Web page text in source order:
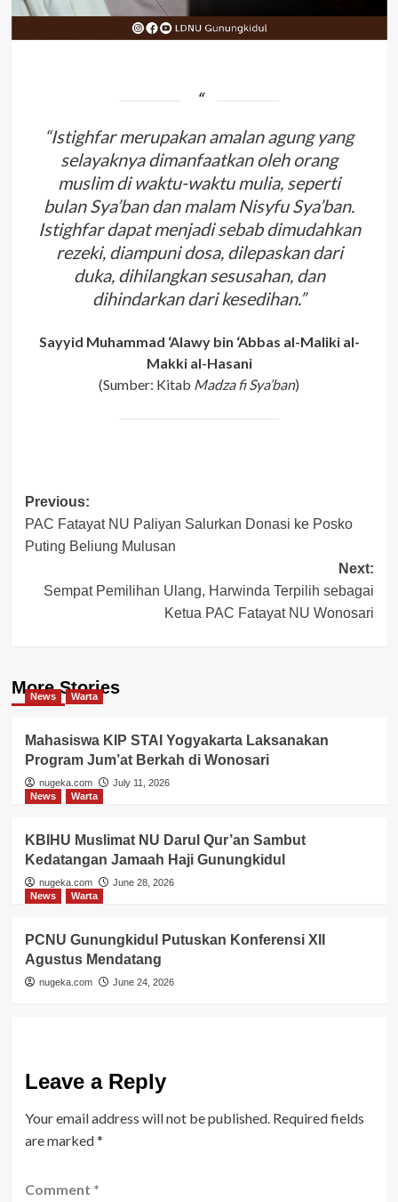
“Istighfar merupakan amalan agung yang
selayaknya dimanfaatkan oleh orang
muslim di waktu-waktu mulia, seperti
bulan Sya’ban dan malam Nisyfu Sya’ban.
Istighfar dapat menjadi sebab dimudahkan
rezeki, diampuni dosa, dilepaskan dari
duka, dihilangkan sesusahan, dan
dihindarkan dari kesedihan.”
Sayyid Muhammad ‘Alawy bin ‘Abbas al-Maliki al-
Makki al-Hasani
(Sumber: Kitab Madza fi Sya’ban)
Post
navigation
Previous:
PAC Fatayat NU Paliyan Salurkan Donasi ke Posko
Puting Beliung Mulusan
Next:
Sempat Pemilihan Ulang, Harwinda Terpilih sebagai
Ketua PAC Fatayat NU Wonosari
More Stories
News Warta
Mahasiswa KIP STAI Yogyakarta Laksanakan
Program Jum’at Berkah di Wonosari
nugeka.com
July 11, 2026
News
Warta
KBIHU Muslimat NU Darul Qur’an Sambut
Kedatangan Jamaah Haji Gunungkidul
nugeka.com
June 28, 2026
News
Warta
PCNU Gunungkidul Putuskan Konferensi XII
Agustus Mendatang
nugeka.com June 24, 2026
Leave a Reply
Your email address will not be published. Required fields
are marked*
Comment *